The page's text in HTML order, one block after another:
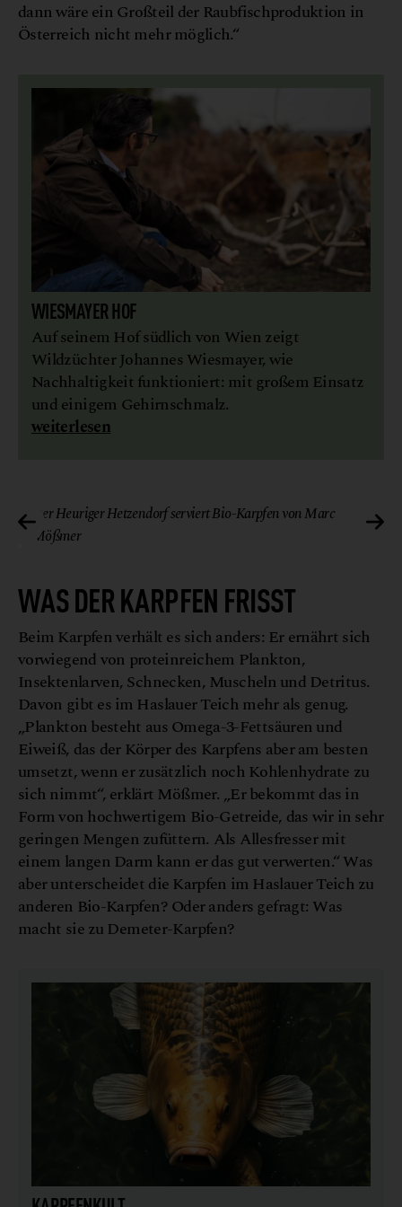
dann wäre ein Großteil der Raubfischproduktion in
Österreich nicht mehr möglich.“
WIESMAYER HOF
Auf seinem Hof südlich von Wien zeigt
Wildzüchter Johannes Wiesmayer, wie
Nachhaltigkeit funktioniert: mit großem Einsatz
und einigem Gehirnschmalz.
weiterlesen
Der Heuriger Hetzendorf serviert Bio-Karpfen von Marc
Mößmer
WAS DER KARPFEN FRISST
Beim Karpfen verhält es sich anders: Er ernährt sich
vorwiegend von proteinreichem Plankton,
Insektenlarven, Schnecken, Muscheln und Detritus.
Davon gibt es im Haslauer Teich mehr als genug.
„Plankton besteht aus Omega-3-Fettsäuren und
Eiweiß, das der Körper des Karpfens aber am besten
umsetzt, wenn er zusätzlich noch Kohlenhydrate zu
sich nimmt“, erklärt Mößmer. „Er bekommt das in
Form von hochwertigem Bio-Getreide, das wir in sehr
geringen Mengen zufüttern. Als Allesfresser mit
einem langen Darm kann er das gut verwerten.“ Was
aber unterscheidet die Karpfen im Haslauer Teich zu
anderen Bio-Karpfen? Oder anders gefragt: Was
macht sie zu Demeter-Karpfen?